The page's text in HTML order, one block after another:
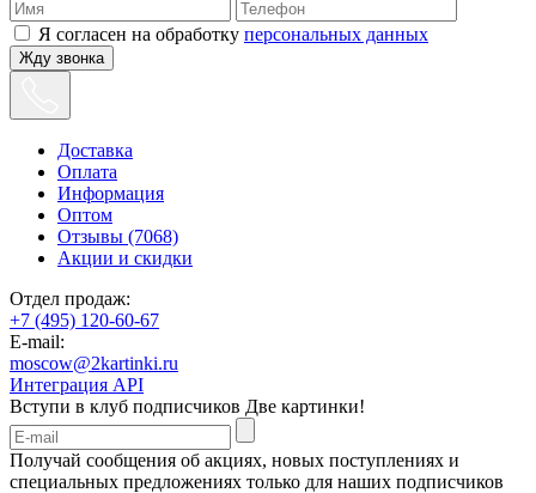
Я согласен на обработку персональных данных
Жду звонка
Доставка
Оплата
Информация
Оптом
Отзывы (7068)
Акции и скидки
Отдел продаж:
+7 (495) 120-60-67
E-mail:
moscow@2kartinki.ru
Интеграция API
Вступи в клуб подписчиков Две картинки!
Получай сообщения об акциях, новых поступлениях и
специальных предложениях только для наших подписчиков